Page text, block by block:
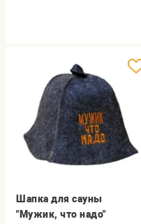
Шапка для сауны
"Мужик, что надо"